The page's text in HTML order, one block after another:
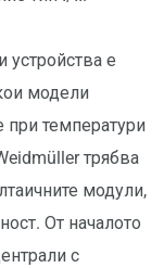
устройства е
модели
при температури
трябва
модули,
От началото
с